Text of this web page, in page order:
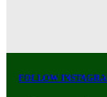
FOLLOW